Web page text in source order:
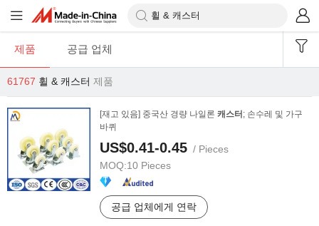
제품 공급 업체
61767 휠 & 캐스터 제품
[재고 있음] 중국산 경량 나일론 캐스터 ; 손수레 및 가구
바퀴
US$0.41-0.45 / Pieces
MOQ:10 Pieces
공급 업체에게 연락